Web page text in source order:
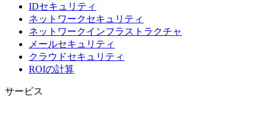
IDセキュリティ
ネットワークセキュリティ
ネットワークインフラストラクチャ
メールセキュリティ
クラウドセキュリティ
ROIの計算
サービス